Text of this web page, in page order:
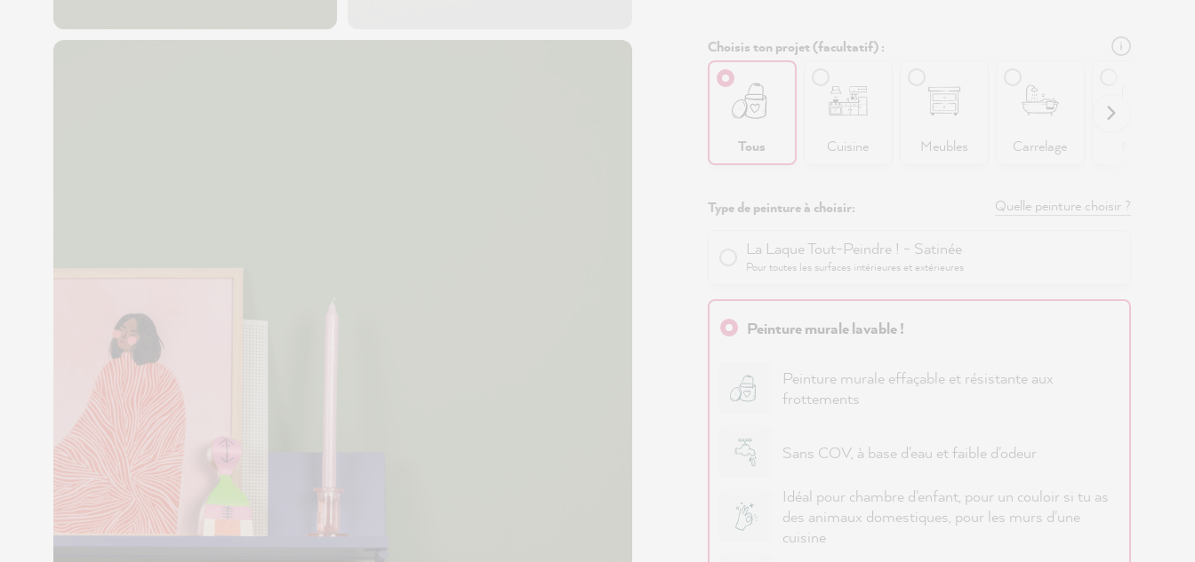
Choisis ton projet (facultatif) :
Tous Cuisine Meubles Carrelage
Type de peinture à choisir: Quelle peinture choisir ?
La Laque Tout-Peindre ! - Satinée
Pour toutes les surfaces intérieures et extérieures
Peinture murale lavable !
Peinture murale effaçable et résistante aux
frottements
Sans COV, à base d'eau et faible d'odeur
Idéal pour chambre d'enfant, pour un couloir si tu as
des animaux domestiques, pour les murs d'une
cuisine